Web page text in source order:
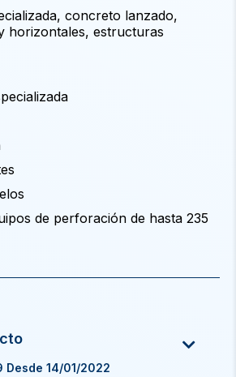
concreto lanzado,
horizontales, estructuras
de perforación de hasta 235
Desde 14/01/2022